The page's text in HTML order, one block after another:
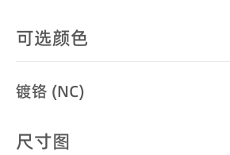
可选颜色
镀铬 (NC)
尺寸图